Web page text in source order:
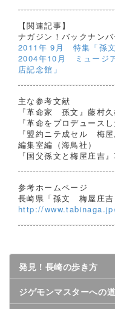
【関連記事】
ナガジン！バックナンバ
2011年 9月 特集「孫文
2004年10月 ミュージ
店記念館」
主な参考文献
『革命家 孫文』藤村久
『革命をプロデュース
『盟約ニテ成セル 梅
編集室編（海鳥社）
『国父孫文と梅屋庄吉
参考ホームページ
長崎県「孫文 梅屋庄吉
http://
発見！長崎の歩き方
ジゲモンマスターへの道